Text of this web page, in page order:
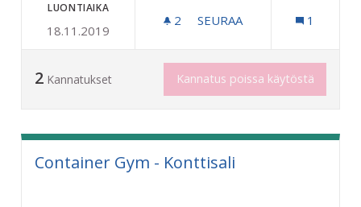
LUONTIAIKA
18.11.2019
2 2 SEURAAJAA
SEURAA 1
2 Kannatukset Kannatus poissa käytöstä
Container Gym - Konttisali